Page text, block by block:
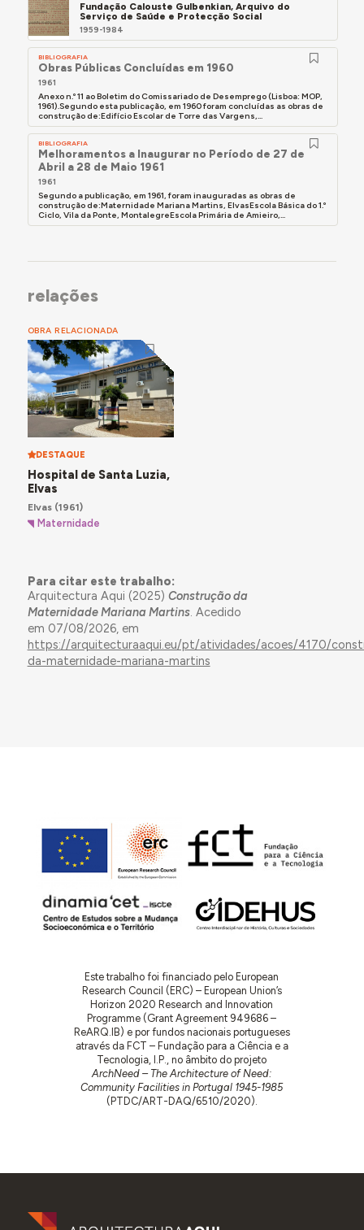
Fundação Calouste Gulbenkian, Arquivo do
Serviço de Saúde e Protecção Social
1959-1984
BIBLIOGRAFIA
Obras Públicas Concluídas em 1960
1961
Anexo n.º 11 ao Boletim do Comissariado de Desemprego (Lisboa: MOP,
1961).Segundo esta publicação, em 1960 foram concluídas as obras de
construção de:Edifício Escolar de Torre das Vargens,...
BIBLIOGRAFIA
Melhoramentos a Inaugurar no Período de 27 de
Abril a 28 de Maio 1961
1961
Segundo a publicação, em 1961, foram inauguradas as obras de
construção de:Maternidade Mariana Martins, ElvasEscola Básica do 1.º
Ciclo, Vila da Ponte, MontalegreEscola Primária de Amieiro,...
relações
OBRA RELACIONADA
DESTAQUE
Hospital de Santa Luzia,
Elvas
Elvas(1961)
Maternidade
Para citar este trabalho:
Arquitectura Aqui (2025) Construção da
Maternidade Mariana Martins. Acedido
em 07/08/2026, em
https://arquitecturaaqui.eu/pt/atividades/acoes/4170/
da-maternidade-mariana-martins
Este trabalho foi financiado pelo European
Research Council (ERC) – European Union’s
Horizon 2020 Research and Innovation
Programme (Grant Agreement 949686 –
ReARQ.IB) e por fundos nacionais portugueses
através da FCT – Fundação para a Ciência e a
Tecnologia, I.P., no âmbito do projeto
ArchNeed – The Architecture of Need:
Community Facilities in Portugal 1945-1985
(PTDC/ART-DAQ/6510/2020).